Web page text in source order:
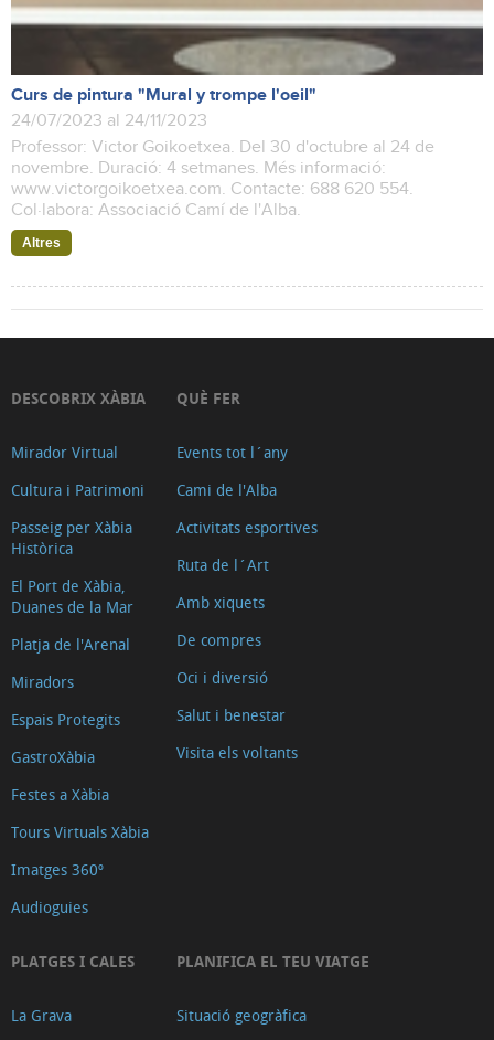
Curs de pintura "Mural y trompe l'oeil"
24/07/2023 al 24/11/2023
Professor: Victor Goikoetxea. Del 30 d'octubre al 24 de
novembre. Duració: 4 setmanes. Més informació:
www.victorgoikoetxea.com. Contacte: 688 620 554.
Col·labora: Associació Camí de l'Alba.
Altres
DESCOBRIX XÀBIA
Mirador Virtual
Cultura i Patrimoni
Passeig per Xàbia
Històrica
El Port de Xàbia,
Duanes de la Mar
Platja de l'Arenal
Miradors
Espais Protegits
GastroXàbia
Festes a Xàbia
Tours Virtuals Xàbia
Imatges 360º
Audioguies
QUÈ FER
Events tot l´any
Cami de l'Alba
Activitats esportives
Ruta de l´Art
Amb xiquets
De compres
Oci i diversió
Salut i benestar
Visita els voltants
PLATGES I CALES
La Grava
PLANIFICA EL TEU VIATGE
Situació geogràfica